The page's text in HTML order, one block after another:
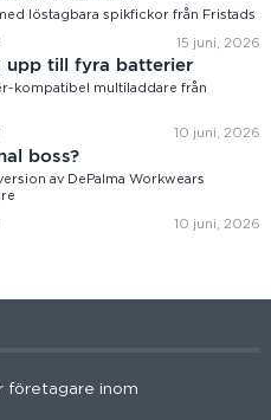
löstagbara spikfickor från Fristads
15 juni, 2026
upp till fyra batterier
kompatibel multiladdare från
10 juni, 2026
boss?
av DePalma Workwears
10 juni, 2026
företagare inom